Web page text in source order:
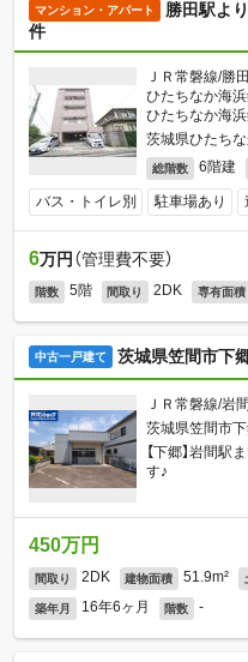
マンション・アパート
勝田駅よ
件
ＪＲ常磐線/勝
ひたちなか海
ひたちなか海
茨城県ひたち
総階数 6階建
バス・トイレ別 駐車場あり
6万円 （管理費不要）
階数 5階 間取り 2DK 専有面積
中古一戸建て 茨城県笠間市下
ＪＲ常磐線/岩
茨城県笠間市
【下郷】岩間
す♪
450万円
間取り 2DK 建物面積 51.9m²
築年月 16年6ヶ月 階数 -